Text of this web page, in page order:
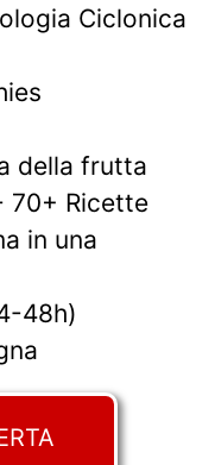
Ciclonica
della frutta
70+ Ricette
in una
48h)